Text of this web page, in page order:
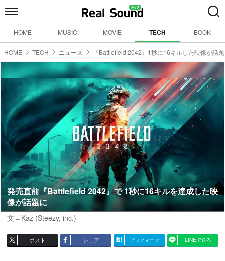
HOME MUSIC MOVIE TECH BOOK
HOME TECH ニュース 『Battlefield 2042』1秒に16キルした映像が話題
発売直前『Battlefield 2042』で 1秒に16キルを達成した映
像が話題に
文＝Kaz (Steezy, inc.)
ポスト シェア ブックマーク LINEで送る